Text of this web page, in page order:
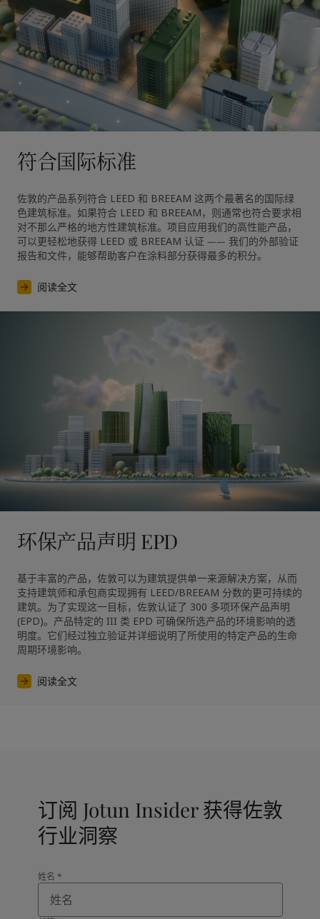
符合国际标准
佐敦的产品系列符合 LEED 和 BREEAM 这两个最著名的国际绿
色建筑标准。如果符合 LEED 和 BREEAM，则通常也符合要求相
对不那么严格的地方性建筑标准。项目应用我们的高性能产品，
可以更轻松地获得 LEED 或 BREEAM 认证 —— 我们的外部验证
报告和文件，能够帮助客户在涂料部分获得最多的积分。
阅读全文
环保产品声明 EPD
基于丰富的产品，佐敦可以为建筑提供单一来源解决方案，从而
支持建筑师和承包商实现拥有 LEED/BREEAM 分数的更可持续的
建筑。为了实现这一目标，佐敦认证了 300 多项环保产品声明
(EPD)。产品特定的 III 类 EPD 可确保所选产品的环境影响的透
明度。它们经过独立验证并详细说明了所使用的特定产品的生命
周期环境影响。
阅读全文
订阅 Jotun Insider 获得佐敦
行业洞察
姓名 *